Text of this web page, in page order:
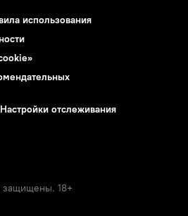
использования
Настройки отслеживания
18+